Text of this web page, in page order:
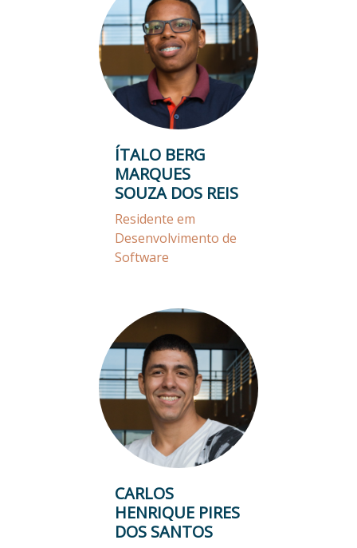
ÍTALO BERG
MARQUES
SOUZA DOS REIS
Residente em
Desenvolvimento de
Software
CARLOS
HENRIQUE PIRES
DOS SANTOS